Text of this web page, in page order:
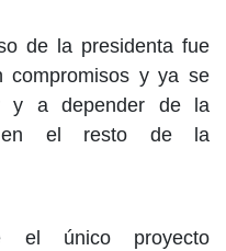
de la presidenta fue
compromisos y ya se
y a depender de la
en el resto de la
el único proyecto